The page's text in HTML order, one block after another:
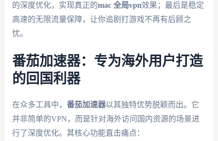
的深度优化，实现真正的mac 全局vpn效果；最后是稳定
高速的无限流量保障，让你追剧打游戏不再有后顾之
忧。
番茄加速器：专为海外用户打造
的回国利器
在众多工具中， 番茄加速器以其独特优势脱颖而出。它
并非简单的VPN，而是针对海外访问国内资源的场景进
行了深度优化。其核心功能直击痛点：